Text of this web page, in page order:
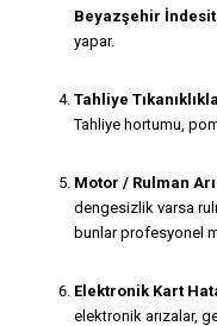
Beyazşehir
yapar.
Tahliye
Tahliye hortumu,
Motor / Rulman
dengesizlik varsa
bunlar profesyonel
Elektronik Kart
elektronik arızalar,